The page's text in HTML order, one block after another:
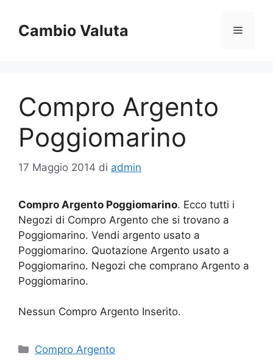
contenuto
Cambio Valuta Menu
Compro Argento
Poggiomarino
17 Maggio 2014 di admin
Compro Argento Poggiomarino. Ecco tutti i
Negozi di Compro Argento che si trovano a
Poggiomarino. Vendi argento usato a
Poggiomarino. Quotazione Argento usato a
Poggiomarino. Negozi che comprano Argento a
Poggiomarino.
Nessun Compro Argento Inserito.
Categorie
Compro Argento